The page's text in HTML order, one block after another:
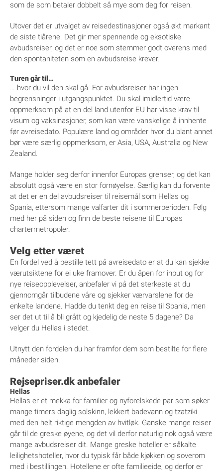
som de som betaler dobbelt så mye som deg for reisen.
Utover det er utvalget av reisedestinasjoner også økt markant
de siste tiårene. Det gir mer spennende og eksotiske
avbudsreiser, og det er noe som stemmer godt overens med
den spontaniteten som en avbudsreise krever.
Turen går til…
… hvor du vil den skal gå. For avbudsreiser har ingen
begrensninger i utgangspunktet. Du skal imidlertid være
oppmerksom på at en del land utenfor EU har visse krav til
visum og vaksinasjoner, som kan være vanskelige å innhente
før avreisedato. Populære land og områder hvor du blant annet
bør være særlig oppmerksom, er Asia, USA, Australia og New
Zealand.
Mange holder seg derfor innenfor Europas grenser, og det kan
absolutt også være en stor fornøyelse. Særlig kan du forvente
at det er en del avbudsreiser til reisemål som Hellas og
Spania, ettersom mange valfarter dit i sommerperioden. Følg
med her på siden og finn de beste reisene til Europas
chartermetropoler.
Velg etter været
En fordel ved å bestille tett på avreisedato er at du kan sjekke
værutsiktene for ei uke framover. Er du åpen for input og for
nye reiseopplevelser, anbefaler vi på det sterkeste at du
gjennomgår tilbudene våre og sjekker værvarslene for de
enkelte landene. Hadde du tenkt deg en reise til Spania, men
ser det ut til å bli grått og kjedelig de neste 5 dagene? Da
velger du Hellas i stedet.
Utnytt den fordelen du har framfor dem som bestilte for flere
måneder siden.
Rejsepriser.dk anbefaler
Hellas
Hellas er et mekka for familier og nyforelskede par som søker
mange timers daglig solskinn, lekkert badevann og tzatziki
med den helt riktige mengden av hvitløk. Ganske mange reiser
går til de greske øyene, og det vil derfor naturlig nok også være
mange avbudsreiser dit. Mange greske hoteller er såkalte
leilighetshoteller, hvor du typisk får både kjøkken og soverom
med i bestillingen. Hotellene er ofte familieeide, og derfor er